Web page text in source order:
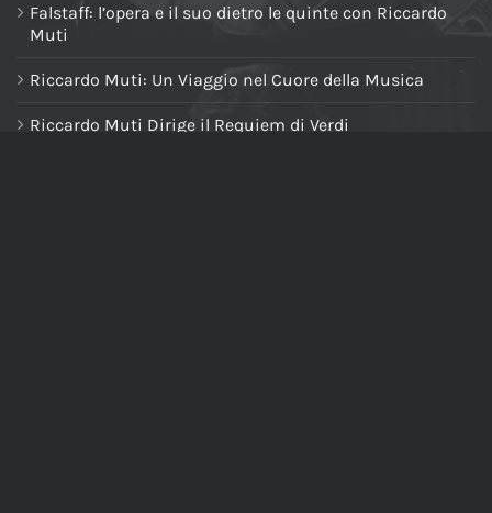
Falstaff: l’opera e il suo dietro le quinte con Riccardo
Muti
Riccardo Muti: Un Viaggio nel Cuore della Musica
Riccardo Muti Dirige il Requiem di Verdi